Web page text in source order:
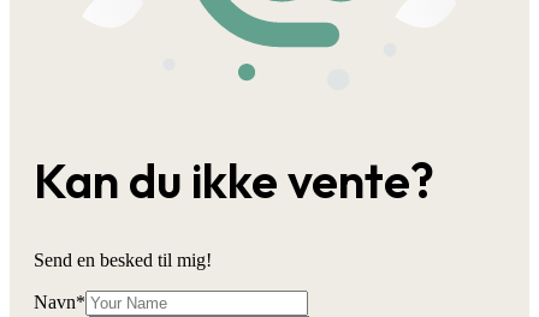
Kan du ikke vente?
Send en besked til mig!
Navn*